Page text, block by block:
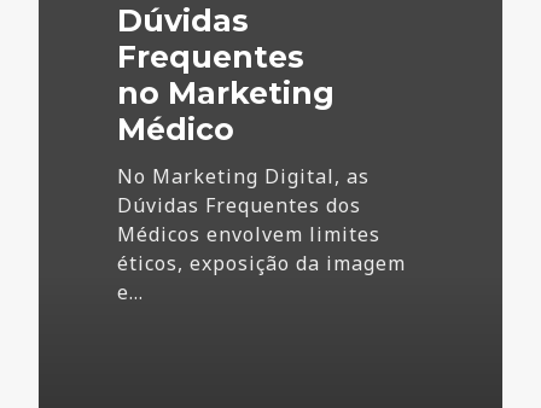
Dúvidas
Frequentes
no Marketing
Médico
No Marketing Digital, as
Dúvidas Frequentes dos
Médicos envolvem limites
éticos, exposição da imagem
e…